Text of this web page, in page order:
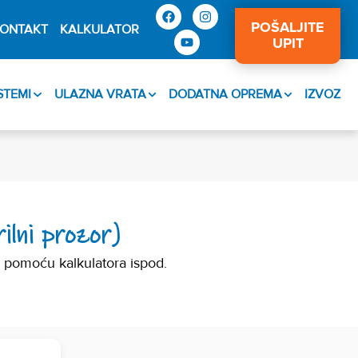
KALKULATOR
POŠALJITE
UPIT
ULAZNA VRATA DODATNA OPREMA IZVOZ
prozor)
kalkulatora ispod.